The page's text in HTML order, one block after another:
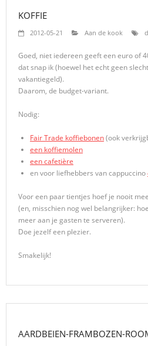
KOFFIE
2012-05-21 Aan de kook
Goed, niet iedereen geeft een euro of
dat snap ik (hoewel het echt geen
vakantiegeld).
Daarom, de budget-variant.
Nodig:
Fair Trade koffiebonen(ook
een koffiemolen
een cafetière
en voor liefhebbers van cappuccino
Voor een paar tientjes hoef je nooit
(en, misschien nog wel belangrijker:
meer aan je gasten te serveren).
Doe jezelf een plezier.
Smakelijk!
AARDBEIEN-FRAMBOZEN-